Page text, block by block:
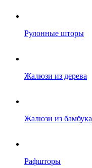
Рулонные шторы
Жалюзи из дерева
Жалюзи из бамбука
Рафшторы